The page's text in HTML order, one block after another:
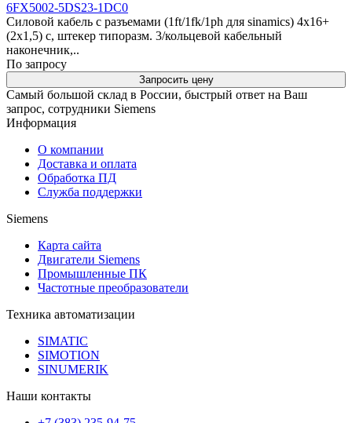
6FX5002-5DS23-1DC0
Силовой кабель с разъемами (1ft/1fk/1ph для sinamics) 4x16+
(2x1,5) c, штекер типоразм. 3/кольцевой кабельный
наконечник,..
По запросу
Запросить цену
Самый большой склад в России, быстрый ответ на Ваш
запрос, сотрудники Siemens
Информация
О компании
Доставка и оплата
Обработка ПД
Служба поддержки
Siemens
Карта сайта
Двигатели Siemens
Промышленные ПК
Частотные преобразователи
Техника автоматизации
SIMATIC
SIMOTION
SINUMERIK
Наши контакты